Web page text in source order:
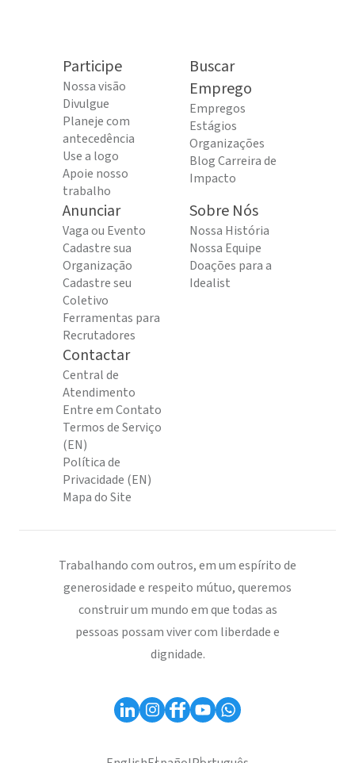
Participe
Nossa visão
Divulgue
Planeje com
antecedência
Use a logo
Apoie nosso
trabalho
Buscar
Emprego
Empregos
Estágios
Organizações
Blog Carreira de
Impacto
Anunciar
Vaga ou Evento
Cadastre sua
Organização
Cadastre seu
Coletivo
Ferramentas para
Recrutadores
Sobre Nós
Nossa História
Nossa Equipe
Doações para a
Idealist
Contactar
Central de
Atendimento
Entre em Contato
Termos de Serviço
(EN)
Política de
Privacidade (EN)
Mapa do Site
Trabalhando com outros, em um espírito de
generosidade e respeito mútuo, queremos
construir um mundo em que todas as
pessoas possam viver com liberdade e
dignidade.